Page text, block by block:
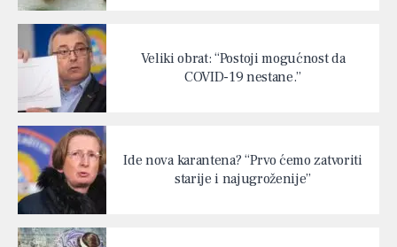
Veliki obrat: “Postoji mogućnost da
COVID-19 nestane.”
Ide nova karantena? “Prvo ćemo zatvoriti
starije i najugroženije”